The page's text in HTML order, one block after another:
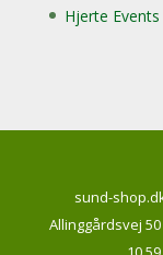
Hjerte Events
sund-
Allinggårdsvej